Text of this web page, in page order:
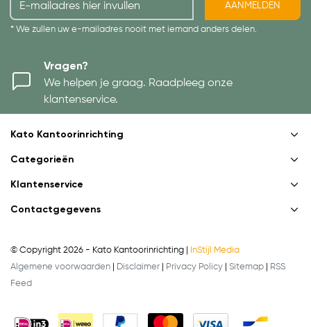
AANMELDEN
* We zullen uw e-mailadres nooit met iemand anders delen.
Vragen?
We helpen je graag. Raadpleeg onze
klantenservice.
Kato Kantoorinrichting
Categorieën
Klantenservice
Contactgegevens
© Copyright 2026 - Kato Kantoorinrichting |
InStijl Media
Algemene voorwaarden
Disclaimer Privacy Policy Sitemap
RSS
Feed